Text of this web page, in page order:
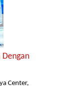
Dengan
Center,